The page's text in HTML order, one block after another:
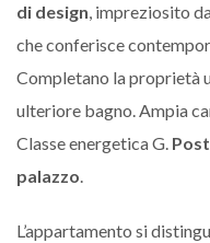
di design, impreziosito
che conferisce
Completano la proprietà
ulteriore bagno. Ampia
Classe energetica G.
palazzo.
L’appartamento si